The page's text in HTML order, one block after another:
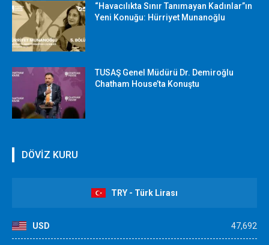
“Havacılıkta Sınır Tanımayan Kadınlar”ın
Yeni Konuğu: Hürriyet Munanoğlu
TUSAŞ Genel Müdürü Dr. Demiroğlu
Chatham House’ta Konuştu
DÖVİZ KURU
TRY - Türk Lirası
USD 47,692